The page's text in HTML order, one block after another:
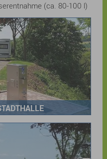
(ca. 80-100 l)